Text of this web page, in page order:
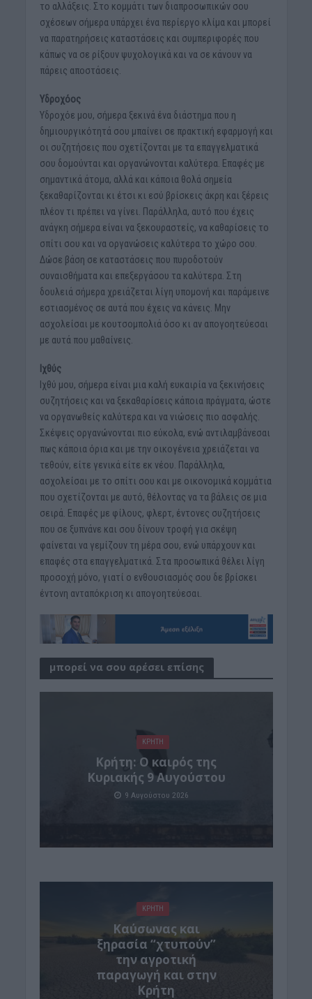
το αλλάξεις. Στο κομμάτι των διαπροσωπικών σου
σχέσεων σήμερα υπάρχει ένα περίεργο κλίμα και μπορεί
να παρατηρήσεις καταστάσεις και συμπεριφορές που
κάπως να σε ρίξουν ψυχολογικά και να σε κάνουν να
πάρεις αποστάσεις.
Υδροχόος
Υδροχόε μου, σήμερα ξεκινά ένα διάστημα που η
δημιουργικότητά σου μπαίνει σε πρακτική εφαρμογή και
οι συζητήσεις που σχετίζονται με τα επαγγελματικά
σου δομούνται και οργανώνονται καλύτερα. Επαφές με
σημαντικά άτομα, αλλά και κάποια θολά σημεία
ξεκαθαρίζονται κι έτσι κι εσύ βρίσκεις άκρη και ξέρεις
πλέον τι πρέπει να γίνει. Παράλληλα, αυτό που έχεις
ανάγκη σήμερα είναι να ξεκουραστείς, να καθαρίσεις το
σπίτι σου και να οργανώσεις καλύτερα το χώρο σου.
Δώσε βάση σε καταστάσεις που πυροδοτούν
συναισθήματα και επεξεργάσου τα καλύτερα. Στη
δουλειά σήμερα χρειάζεται λίγη υπομονή και παράμεινε
εστιασμένος σε αυτά που έχεις να κάνεις. Μην
ασχολείσαι με κουτσομπολιά όσο κι αν απογοητεύεσαι
με αυτά που μαθαίνεις.
Ιχθύς
Ιχθύ μου, σήμερα είναι μια καλή ευκαιρία να ξεκινήσεις
συζητήσεις και να ξεκαθαρίσεις κάποια πράγματα, ώστε
να οργανωθείς καλύτερα και να νιώσεις πιο ασφαλής.
Σκέψεις οργανώνονται πιο εύκολα, ενώ αντιλαμβάνεσαι
πως κάποια όρια και με την οικογένεια χρειάζεται να
τεθούν, είτε γενικά είτε εκ νέου. Παράλληλα,
ασχολείσαι με το σπίτι σου και με οικονομικά κομμάτια
που σχετίζονται με αυτό, θέλοντας να τα βάλεις σε μια
σειρά. Επαφές με φίλους, φλερτ, έντονες συζητήσεις
που σε ξυπνάνε και σου δίνουν τροφή για σκέψη
φαίνεται να γεμίζουν τη μέρα σου, ενώ υπάρχουν και
επαφές στα επαγγελματικά. Στα προσωπικά θέλει λίγη
προσοχή μόνο, γιατί ο ενθουσιασμός σου δε βρίσκει
έντονη ανταπόκριση κι απογοητεύεσαι.
μπορεί να σου αρέσει επίσης
ΚΡΗΤΗ
Κρήτη: Ο καιρός της
Κυριακής 9 Αυγούστου
9 Αυγούστου 2026
ΚΡΗΤΗ
Καύσωνας και
ξηρασία “χτυπούν”
την αγροτική
παραγωγή και στην
Κρήτη